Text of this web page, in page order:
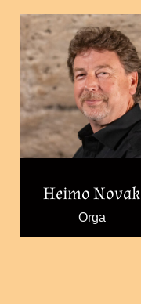
Heimo Novak
Orga